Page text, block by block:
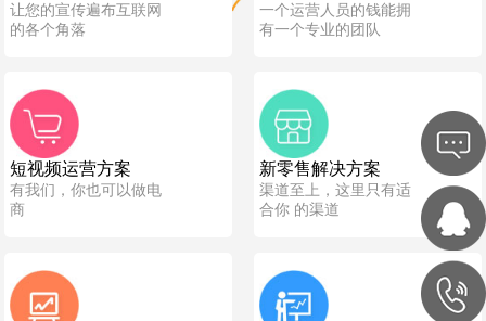
让您的宣传遍布互联网
的各个角落
一个运营人员的钱能拥
有一个专业的团队
短视频运营方案
有我们，你也可以做电
商
新零售解决方案
渠道至上，这里只有适
合你 的渠道